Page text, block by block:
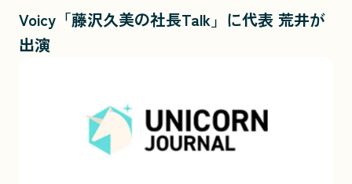
Voicy「藤沢久美の社長Talk」に代表 荒井が
出演